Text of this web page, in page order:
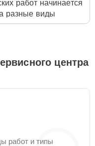
работ начинается
разные виды
Полную
итоговой
достаточно
центра
работ и типы